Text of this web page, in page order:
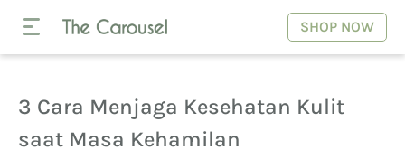
SHOP NOW
3 Cara Menjaga Kesehatan Kulit
saat Masa Kehamilan